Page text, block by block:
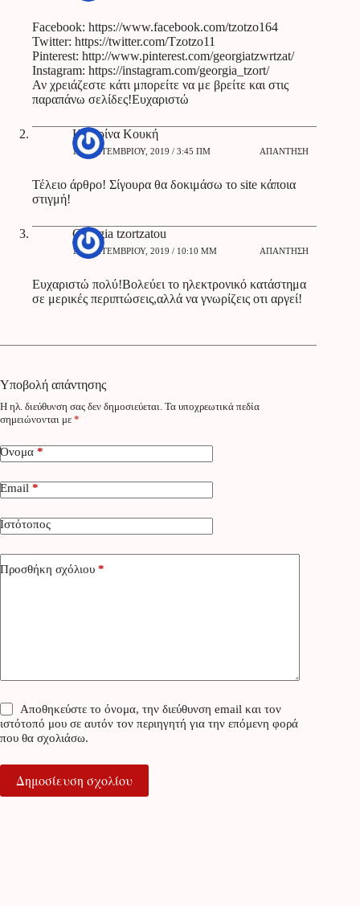
Facebook: https://www.facebook.com/tzotzo164
Twitter: https://twitter.com/Tzotzo11
Pinterest: http://www.pinterest.com/georgiatzwrtzat/
Instagram: https://instagram.com/georgia_tzort/
Αν χρειάζεστε κάτι μπορείτε να με βρείτε και στις
παραπάνω σελίδες!Ευχαριστώ
Κατερίνα Κουκή
11 ΣΕΠΤΕΜΒΡΊΟΥ, 2019 / 3:45 ΠΜ ΑΠΆΝΤΗΣΗ
Τέλειο άρθρο! Σίγουρα θα δοκιμάσω το site κάποια
στιγμή!
Georgia tzortzatou
18 ΣΕΠΤΕΜΒΡΊΟΥ, 2019 / 10:10 ΜΜ ΑΠΆΝΤΗΣΗ
Ευχαριστώ πολύ!Βολεύει το ηλεκτρονικό κατάστημα
σε μερικές περιπτώσεις,αλλά να γνωρίζεις οτι αργεί!
Υποβολή απάντησης
Η ηλ. διεύθυνση σας δεν δημοσιεύεται. Τα υποχρεωτικά πεδία
σημειώνονται με *
Όνομα *
Email *
Ιστότοπος
Προσθήκη σχόλιου *
Αποθηκεύστε το όνομα, την διεύθυνση email και τον
ιστότοπό μου σε αυτόν τον περιηγητή για την επόμενη φορά
που θα σχολιάσω.
Δημοσίευση σχολίου